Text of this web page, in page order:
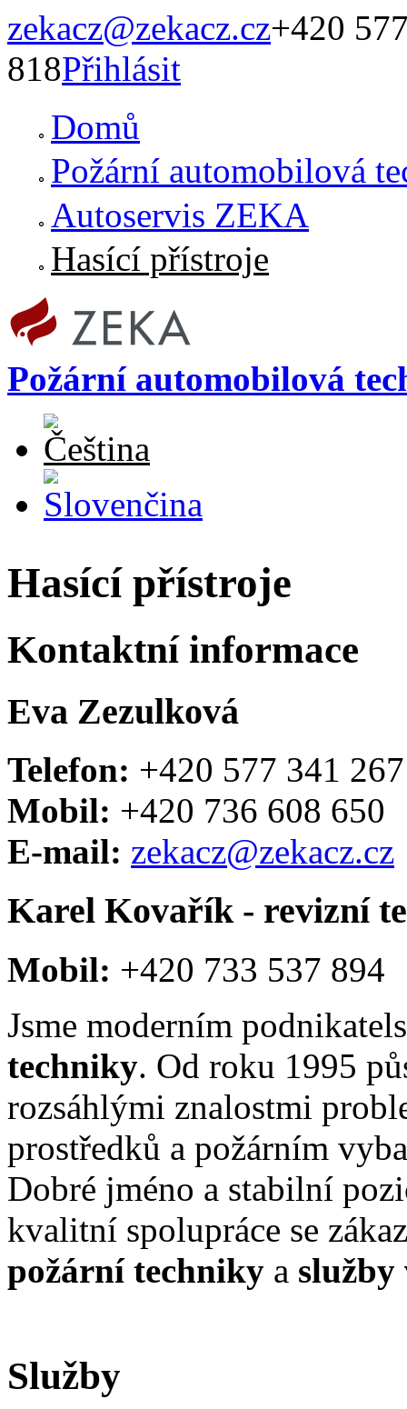
Přejít k menu
zekacz@zekacz.cz+420
818Přihlásit
Domů
Požární automobilová
Autoservis ZEKA
Hasící přístroje
Požární automobilová
Hasící přístroje
Kontaktní informace
Eva Zezulková
Telefon: +420 577 341 267
Mobil: +420 736 608 650
E-mail: zekacz@zekacz.cz
Karel Kovařík - revizní
Mobil: +420 733 537 894
Jsme moderním
techniky. Od roku 1995
rozsáhlými znalostmi
prostředků a požárním
Dobré jméno a stabilní
kvalitní spolupráce se
požární techniky a služby
Služby